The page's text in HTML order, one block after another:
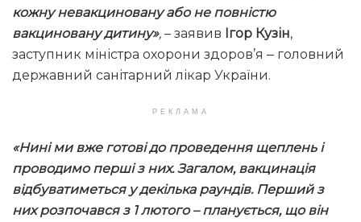
кожну невакциновану або не повністю
вакциновану дитину», – заявив Ігор Кузін,
заступник міністра охорони здоров’я ‒ головний
державний санітарний лікар України.
РЕКЛАМА
«Нині ми вже готові до проведення щеплень і
проводимо перші з них. Загалом, вакцинація
відбуватиметься у декілька раундів. Перший з
них розпочався з 1 лютого – планується, що він